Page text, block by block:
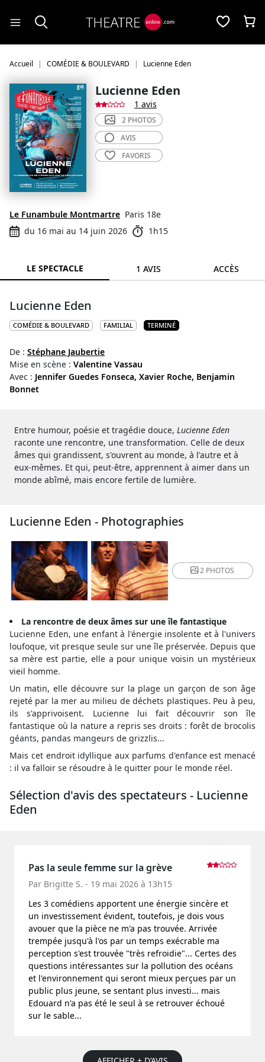
Accueil COMÉDIE & BOULEVARD Lucienne Eden
Lucienne Eden
1 avis
Le Funambule Montmartre Paris 18e
du 16 mai au 14 juin 2026
1h15
2 PHOTOS
AVIS
FAVORIS
LE SPECTACLE 1 AVIS ACCÈS
Lucienne Eden
COMÉDIE & BOULEVARD FAMILIAL TERMINÉ
De : Stéphane Jaubertie
Mise en scène : Valentine Vassau
Avec : Jennifer Guedes Fonseca, Xavier Roche, Benjamin
Bonnet
Entre humour, poésie et tragédie douce, Lucienne Eden
raconte une rencontre, une transformation. Celle de deux
âmes qui grandissent, s'ouvrent au monde, à l'autre et à
eux-mêmes. Et qui, peut-être, apprennent à aimer dans un
monde abîmé, mais encore fertile de lumière.
Lucienne Eden - Photographies
2 PHOTOS
La rencontre de deux âmes sur une île fantastique
Lucienne Eden, une enfant à l'énergie insolente et à l'univers
loufoque, vit presque seule sur une île préservée. Depuis que
sa mère est partie, elle a pour unique voisin un mystérieux
vieil homme.
Un matin, elle découvre sur la plage un garçon de son âge
rejeté par la mer au milieu de déchets plastiques. Peu à peu,
ils s'apprivoisent. Lucienne lui fait découvrir son île
fantastique où la nature a repris ses droits : forêt de brocolis
géants, pandas mangeurs de grizzlis...
Mais cet endroit idyllique aux parfums d'enfance est menacé
: il va falloir se résoudre à le quitter pour le monde réel.
Sélection d'avis des spectateurs - Lucienne
Eden
Pas la seule femme sur la grève
Par Brigitte S. - 19 mai 2026 à 13h15
Les 3 comédiens apportent une énergie sincère et
un investissement évident, toutefois, je dois vous
avouer que la pièce ne m'a pas trouvée. Arrivée
trempée jusqu'à l'os par un temps exécrable ma
perception s'est trouvée "très refroidie"... Certes des
questions intéressantes sur la pollution des océans
et l'environnement qui seront mieux perçues par un
public plus jeune, se sentant plus investi... mais
Edouard n'a pas été le seul à se retrouver échoué
sur le sable...